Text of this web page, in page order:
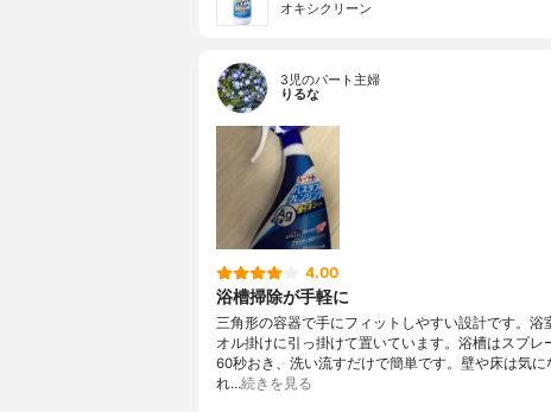
オキシクリーン
3児のパート主婦
りるな
4.00
浴槽掃除が手軽に
三角形の容器で手にフィットしやすい設計です。浴
オル掛けに引っ掛けて置いています。浴槽はスプレ
60秒おき、洗い流すだけで簡単です。壁や床は気に
れ…続きを見る